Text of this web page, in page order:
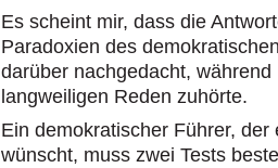
Es scheint mir, dass die
Paradoxien des
darüber nachgedacht,
langweiligen Reden zuhörte.
Ein demokratischer Führer,
wünscht, muss zwei Tests